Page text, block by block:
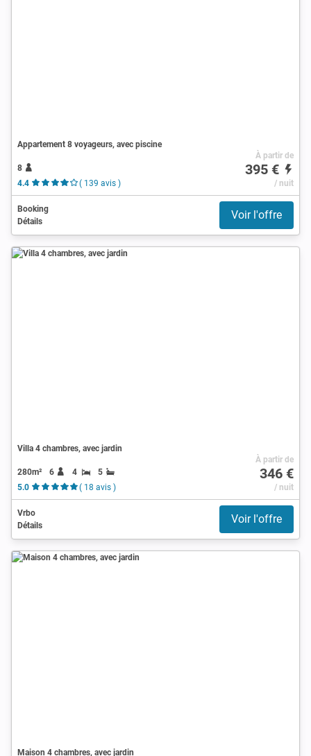
Appartement 8 voyageurs, avec piscine
8
4.4
( 139 avis )
À partir de
395 €
/ nuit
Booking
Détails
Voir l'offre
Villa 4 chambres, avec jardin
280m² 6 4
5
5.0
( 18 avis )
À partir de
346 €
/ nuit
Vrbo
Détails
Voir l'offre
Maison 4 chambres, avec jardin